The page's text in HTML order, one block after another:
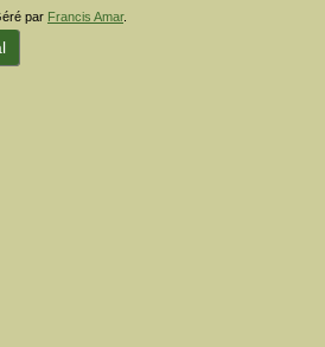
par Francis Amar.